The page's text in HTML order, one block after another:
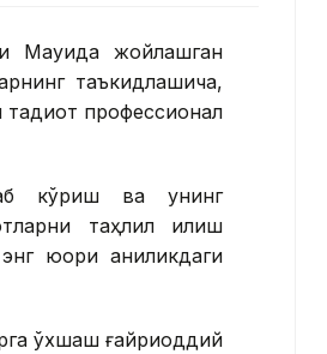
Мауида жойлашган
таъкидлашича,
профессионал
кўриш ва унинг
таҳлил қилиш
юқори аниқликдаги
ўхшаш ғайриоддий